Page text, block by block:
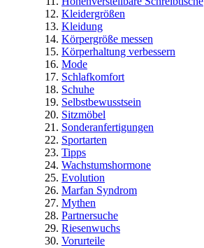
Kleidergrößen
Kleidung
Körpergröße messen
Körperhaltung verbessern
Mode
Schlafkomfort
Schuhe
Selbstbewusstsein
Sitzmöbel
Sonderanfertigungen
Sportarten
Tipps
Wachstumshormone
Evolution
Marfan Syndrom
Mythen
Partnersuche
Riesenwuchs
Vorurteile